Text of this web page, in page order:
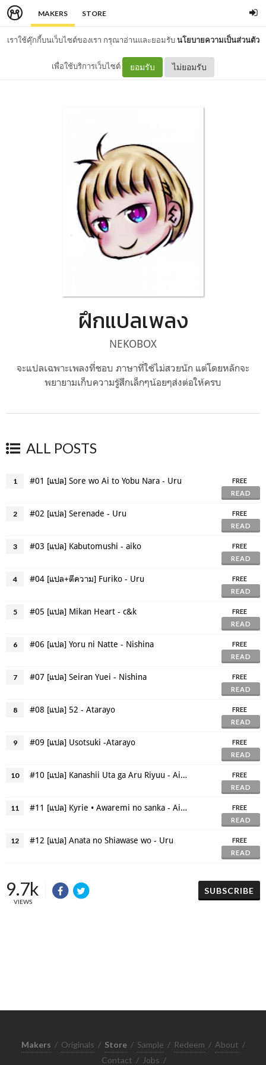
MAKERS STORE
เราใช้คุ๊กกี้บนเว็บไซต์ของเรา กรุณาอ่านและยอมรับนโยบายความเป็นส่วนตัว
เพื่อใช้บริการเว็บไซต์ ยอมรับ ไม่ยอมรับ
ฝึกแปลเพลง
NEKOBOX
จะแปลเฉพาะเพลงที่ชอบ ภาษาที่ใช้ไม่สวยนัก แต่โดยหลักจะ
พยายามเก็บความรู้สึกเล็กๆน้อยๆส่งต่อให้ครบ
ALL POSTS
1 #01 [แปล] Sore wo Ai to Yobu Nara - Uru
FREE
READ
2 #02 [แปล] Serenade - Uru
FREE
READ
3 #03 [แปล] Kabutomushi - aiko
FREE
READ
4 #04 [แปล+ตีความ] Furiko - Uru
FREE
READ
5 #05 [แปล] Mikan Heart - c&k
FREE
READ
6 #06 [แปล] Yoru ni Natte - Nishina
FREE
READ
7 #07 [แปล] Seiran Yuei - Nishina
FREE
READ
8 #08 [แปล] 52 - Atarayo
FREE
READ
9 #09 [แปล] Usotsuki -Atarayo
FREE
READ
10 #10 [แปล] Kanashii Uta ga Aru Riyuu - Ai Higuchi
FREE
READ
11 #11 [แปล] Kyrie • Awaremi no sanka - AiNA THE END
FREE
READ
12 #12 [แปล] Anata no Shiawase wo - Uru
FREE
READ
9.7k
VIEWS
SUBSCRIBE
Makers / Originals / Store / Sample / Redeem / About /
Contact / Jobs /